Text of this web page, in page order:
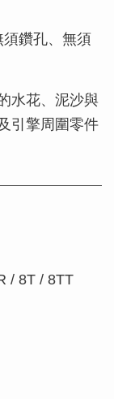
鑽孔、無須
水花、泥沙與
引擎周圍零件
/ 8T / 8TT